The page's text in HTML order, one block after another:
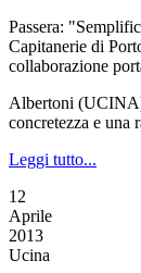
Passera:
Capitanerie di
collaborazione
Albertoni
concretezza e una
Leggi tutto...
12
Aprile
2013
Ucina